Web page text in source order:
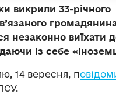
викрили 33-річного
незаконно виїхати
із себе
14 вересня, п